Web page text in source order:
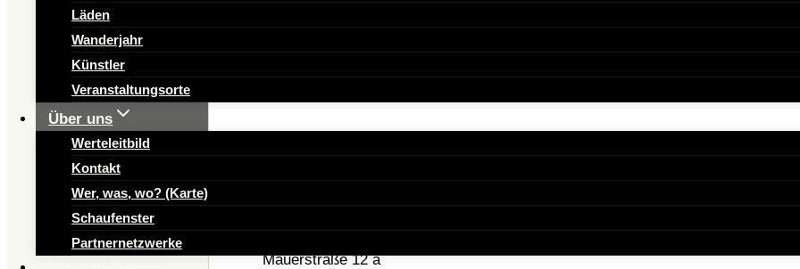
Läden
Wanderjahr
Künstler
Veranstaltungsorte
Über uns
Werteleitbild
Kontakt
Wer, was, wo? (Karte)
Schaufenster
Partnernetzwerke
Impressum
Menschlich Wirtschaften e.G.
Mauerstraße 12 a